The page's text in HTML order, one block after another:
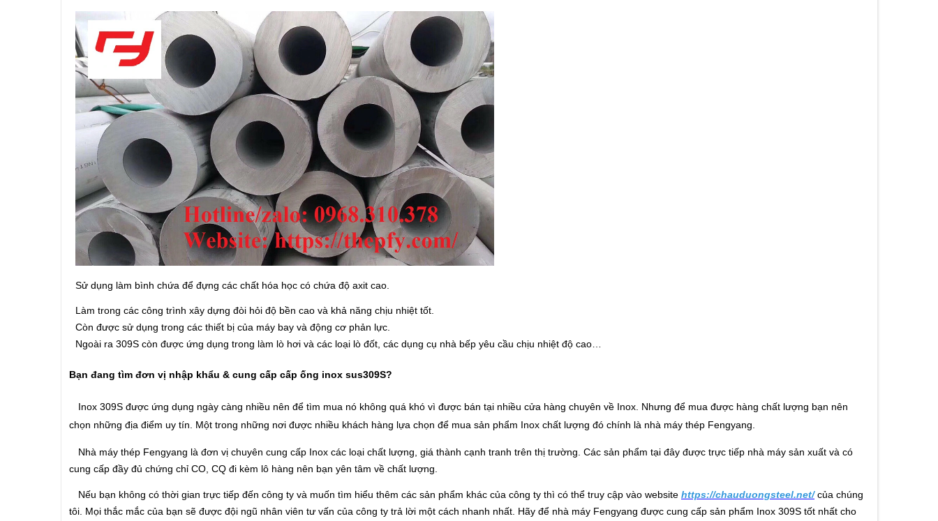
Sử dụng làm bình chứa để đựng các chất hóa học có chứa độ axit cao.
Làm trong các công trình xây dựng đòi hỏi độ bền cao và khả năng chịu nhiệt tốt.
Còn được sử dụng trong các thiết bị của máy bay và động cơ phản lực.
Ngoài ra 309S còn được ứng dụng trong làm lò hơi và các loại lò đốt, các dụng cụ nhà bếp yêu cầu chịu nhiệt độ cao…
Bạn đang tìm đơn vị nhập khẩu & cung cấp cấp ống inox sus309S?
Inox 309S được ứng dụng ngày càng nhiều nên để tìm mua nó không quá khó vì được bán tại nhiều cửa hàng chuyên về Inox. Nhưng để mua được hàng chất lượng bạn nên
chọn những địa điểm uy tín. Một trong những nơi được nhiều khách hàng lựa chọn để mua sản phẩm Inox chất lượng đó chính là nhà máy thép Fengyang.
Nhà máy thép Fengyang là đơn vị chuyên cung cấp Inox các loại chất lượng, giá thành cạnh tranh trên thị trường. Các sản phẩm tại đây được trực tiếp nhà máy sản xuất và có
cung cấp đầy đủ chứng chỉ CO, CQ đi kèm lô hàng nên bạn yên tâm về chất lượng.
Nếu bạn không có thời gian trực tiếp đến công ty và muốn tìm hiểu thêm các sản phẩm khác của công ty thì có thể truy cập vào website https://chauduongsteel.net/của chúng
tôi. Mọi thắc mắc của bạn sẽ được đội ngũ nhân viên tư vấn của công ty trả lời một cách nhanh nhất. Hãy để nhà máy Fengyang được cung cấp sản phẩm Inox 309S tốt nhất cho